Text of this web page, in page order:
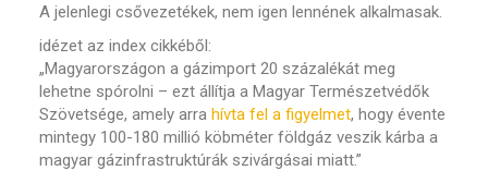
A jelenlegi csővezetékek, nem igen lennének alkalmasak.
idézet az index cikkéből:
„Magyarországon a gázimport 20 százalékát meg
lehetne spórolni – ezt állítja a Magyar Természetvédők
Szövetsége, amely arrahívta fel a figyelmet, hogy évente
mintegy 100-180 millió köbméter földgáz veszik kárba a
magyar gázinfrastruktúrák szivárgásai miatt.”